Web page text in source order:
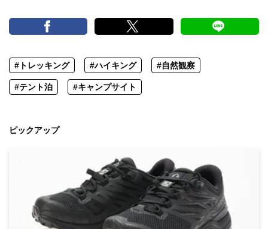
#トレッキング #ハイキング #自然観察
#テント泊 #キャンプサイト
ピックアップ